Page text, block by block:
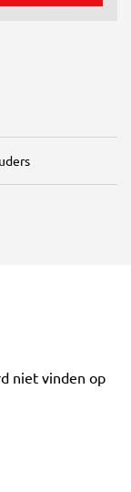
niet vinden op